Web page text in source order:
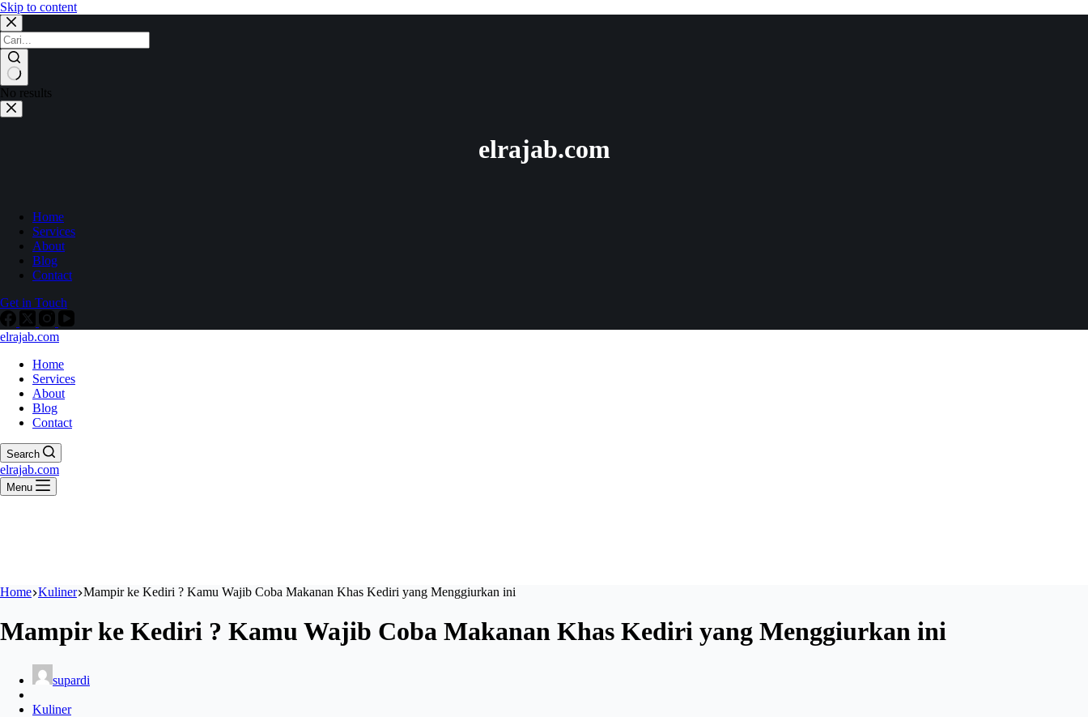
Skip to content
No results
elrajab.com
Home
Services
About
Blog
Contact
Get in Touch
elrajab.com
Home
Services
About
Blog
Contact
Search
elrajab.com
Menu
Home Kuliner Mampir ke Kediri ? Kamu Wajib Coba Makanan Khas Kediri yang Menggiurkan ini
Mampir ke Kediri ? Kamu Wajib Coba Makanan Khas Kediri yang Menggiurkan ini
supardi
Kuliner